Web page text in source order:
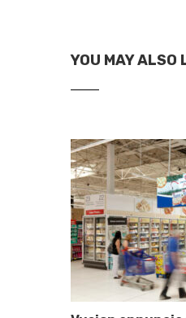
YOU MAY ALSO